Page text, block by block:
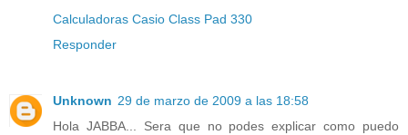
Calculadoras Casio Class Pad 330
Responder
Unknown 29 de marzo de 2009 a las 18:58
Hola JABBA... Sera que no podes explicar como puedo